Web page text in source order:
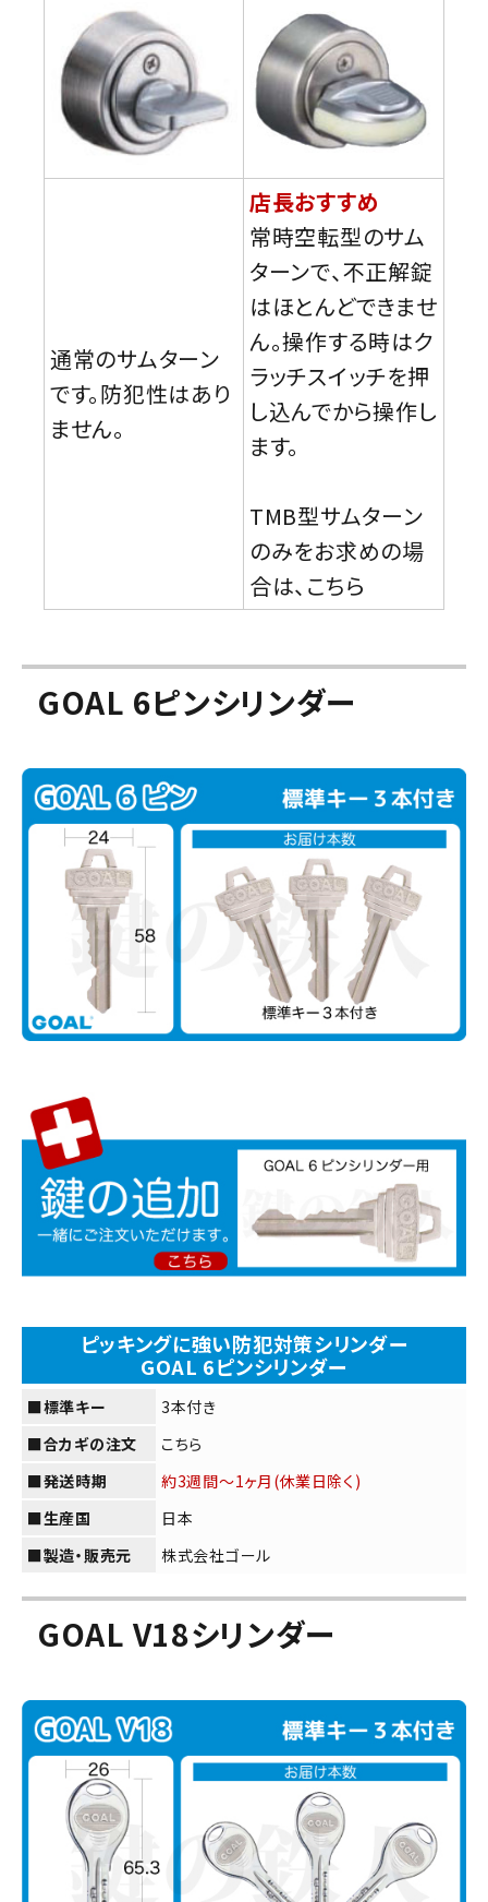
通常のサムターン
です。防犯性はあり
ません。
店長おすすめ
常時空転型のサム
ターンで、不正解錠
はほとんどできませ
ん。操作する時はク
ラッチスイッチを押
し込んでから操作し
ます。
TMB型サムターン
のみをお求めの場
合は、こちら
GOAL 6ピンシリンダー
ピッキングに強い防犯対策シリンダー
GOAL 6ピンシリンダー
■標準キー
3本付き
■合カギの注文
こちら
■発送時期
約3週間～1ヶ月(休業日除く)
■生産国
日本
■製造・販売元
株式会社ゴール
GOAL V18シリンダー